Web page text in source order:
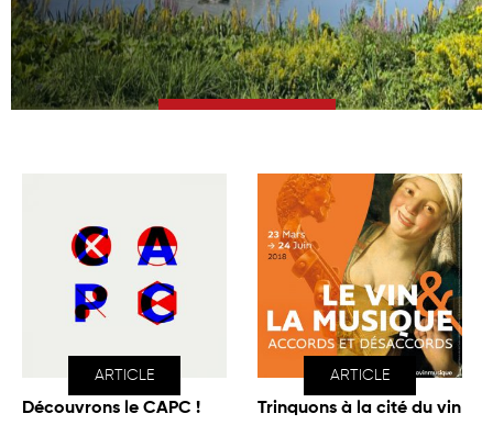
ARTICLE
Découvrons le CAPC !
ARTICLE
Trinquons à la cité du vin